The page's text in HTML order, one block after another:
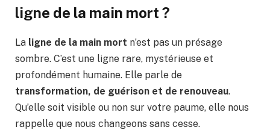
ligne de la main mort ?
La ligne de la main mort n’est pas un présage
sombre. C’est une ligne rare, mystérieuse et
profondément humaine. Elle parle de
transformation, de guérison et de renouveau.
Qu’elle soit visible ou non sur votre paume, elle nous
rappelle que nous changeons sans cesse.